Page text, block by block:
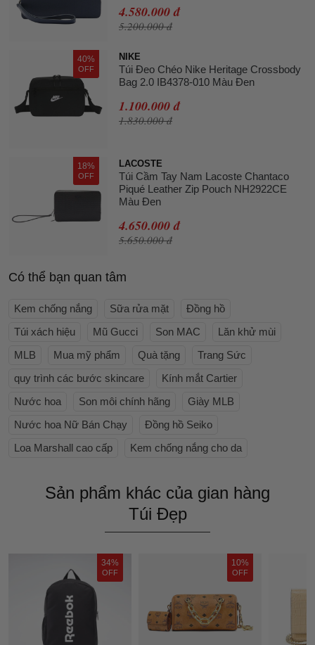
4.580.000 đ
5.200.000 đ
40%
OFF
NIKE
Túi Đeo Chéo Nike Heritage Crossbody
Bag 2.0 IB4378-010 Màu Đen
1.100.000 đ
1.830.000 đ
18%
OFF
LACOSTE
Túi Cầm Tay Nam Lacoste Chantaco
Piqué Leather Zip Pouch NH2922CE
Màu Đen
4.650.000 đ
5.650.000 đ
Có thể bạn quan tâm
Kem chống nắng Sữa rửa mặt
Đồng hồ
Túi xách hiệu
Mũ Gucci Son MAC
Lăn khử mùi
MLB
Mua mỹ phẩm Quà tặng
Trang Sức
quy trình các bước skincare
Kính mắt Cartier
Nước hoa
Son môi chính hãng
Giày MLB
Nước hoa Nữ Bán Chạy
Đồng hồ Seiko
Loa Marshall cao cấp
Kem chống nắng cho da
Sản phẩm khác của gian hàng
Túi Đẹp
34%
OFF
10%
OFF